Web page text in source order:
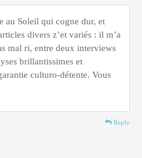
au Soleil qui cogne dur, et
divers z’et variés : il m’a
mal ri, entre deux interviews
brillantissimes et
culturo-détente. Vous
Reply